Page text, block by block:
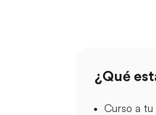
¿Qué
Curso a